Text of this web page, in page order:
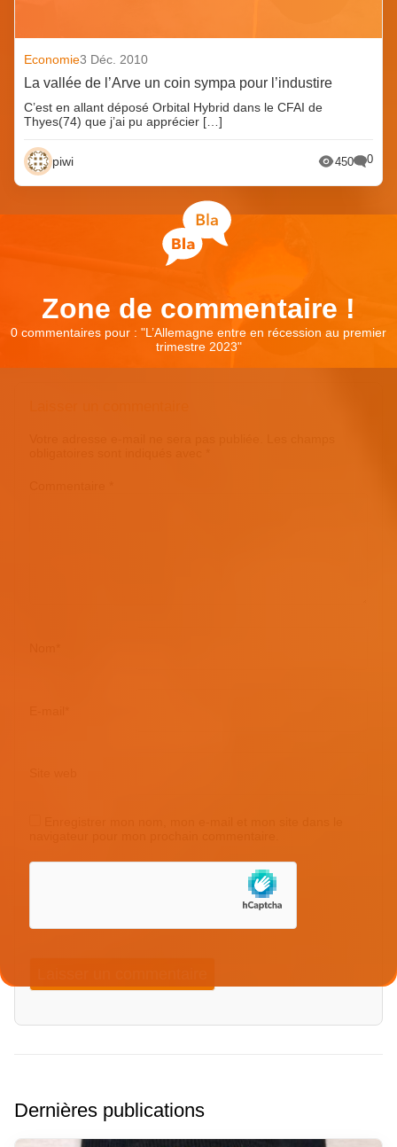
Economie3 Déc. 2010
La vallée de l’Arve un coin sympa pour l’industire
C’est en allant déposé Orbital Hybrid dans le CFAI de
Thyes(74) que j’ai pu apprécier […]
piwi 450 0
Zone de commentaire !
0 commentaires pour : "L’Allemagne entre en récession au premier
trimestre 2023"
Dernières publications